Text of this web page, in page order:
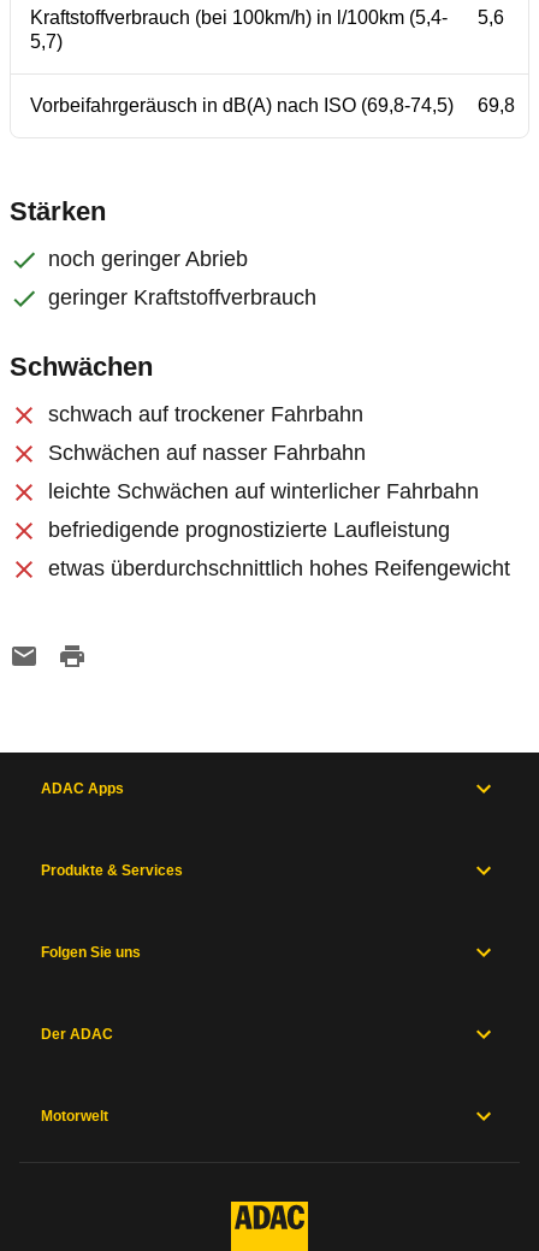
Kraftstoffverbrauch (bei 100km/h) in l/100km (5,4-
5,7)
5,6
Vorbeifahrgeräusch in dB(A) nach ISO (69,8-74,5) 69,8
Stärken
noch geringer Abrieb
geringer Kraftstoffverbrauch
Schwächen
schwach auf trockener Fahrbahn
Schwächen auf nasser Fahrbahn
leichte Schwächen auf winterlicher Fahrbahn
befriedigende prognostizierte Laufleistung
etwas überdurchschnittlich hohes Reifengewicht
ADAC Apps
Produkte & Services
Folgen Sie uns
Der ADAC
Motorwelt